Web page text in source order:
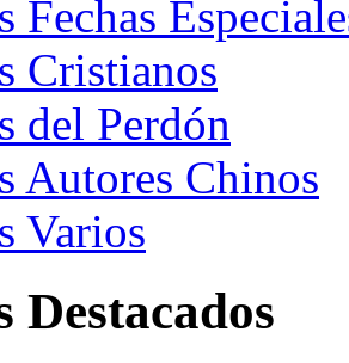
Fechas
Cristianos
del Perdón
Autores Chinos
Varios
Destacados